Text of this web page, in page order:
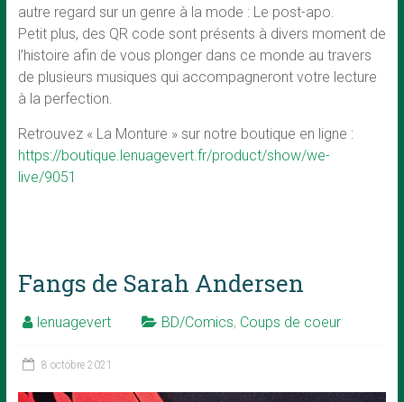
autre regard sur un genre à la mode : Le post-apo.
Petit plus, des QR code sont présents à divers moment de
l’histoire afin de vous plonger dans ce monde au travers
de plusieurs musiques qui accompagneront votre lecture
à la perfection.
Retrouvez « La Monture » sur notre boutique en ligne :
https://boutique.lenuagevert.fr/product/show/we-
live/9051
Fangs de Sarah Andersen
lenuagevert BD/Comics, Coups de coeur
8 octobre 2021